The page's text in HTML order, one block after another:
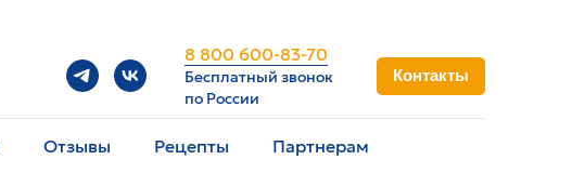
8 800 600-83-70
Бесплатный звонок
по России
Контакты
Отзывы Рецепты Партнерам